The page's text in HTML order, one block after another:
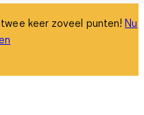
keer zoveel punten!Nu